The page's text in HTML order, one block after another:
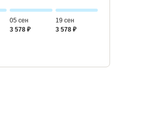
05 сен
3 578 ₽
19 сен
3 578 ₽